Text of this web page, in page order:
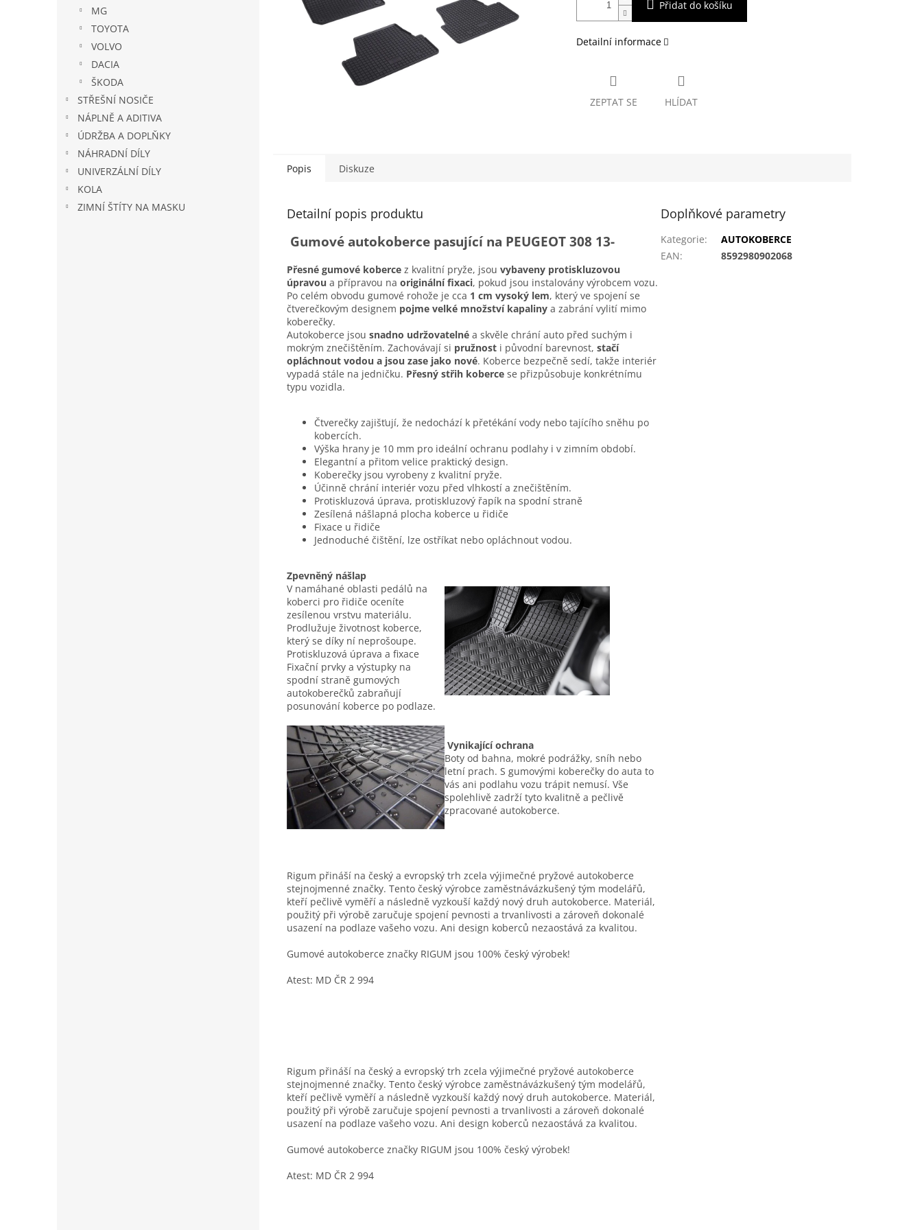
MG
TOYOTA
VOLVO
DACIA
ŠKODA
STŘEŠNÍ NOSIČE
NÁPLNĚ A ADITIVA
ÚDRŽBA A DOPLŇKY
NÁHRADNÍ DÍLY
UNIVERZÁLNÍ DÍLY
KOLA
ZIMNÍ ŠTÍTY NA MASKU
Přidat do košíku
Detailní informace
ZEPTAT SE HLÍDAT
Popis Diskuze
Detailní popis produktu
Gumové autokoberce pasující na PEUGEOT 308 13-
Přesné gumové koberce z kvalitní pryže, jsou vybaveny protiskluzovou
úpravou a přípravou na originální fixaci, pokud jsou instalovány výrobcem vozu.
Po celém obvodu gumové rohože je cca 1 cm vysoký lem, který ve spojení se
čtverečkovým designem pojme velké množství kapaliny a zabrání vylití mimo
koberečky.
Autokoberce jsou snadno udržovatelné a skvěle chrání auto před suchým i
mokrým znečištěním. Zachovávají si pružnost i původní barevnost, stačí
opláchnout vodou a jsou zase jako nové. Koberce bezpečně sedí, takže interiér
vypadá stále na jedničku. Přesný střih koberce se přizpůsobuje konkrétnímu
typu vozidla.
Čtverečky zajišťují, že nedochází k přetékání vody nebo tajícího sněhu po
kobercích.
Výška hrany je 10 mm pro ideální ochranu podlahy i v zimním období.
Elegantní a přitom velice praktický design.
Koberečky jsou vyrobeny z kvalitní pryže.
Účinně chrání interiér vozu před vlhkostí a znečištěním.
Protiskluzová úprava, protiskluzový řapík na spodní straně
Zesílená nášlapná plocha koberce u řidiče
Fixace u řidiče
Jednoduché čištění, lze ostříkat nebo opláchnout vodou.
Zpevněný nášlap
V namáhané oblasti pedálů na
koberci pro řidiče oceníte
zesílenou vrstvu materiálu.
Prodlužuje životnost koberce,
který se díky ní neprošoupe.
Protiskluzová úprava a fixace
Fixační prvky a výstupky na
spodní straně gumových
autokoberečků zabraňují
posunování koberce po podlaze.
Vynikající ochrana
Boty od bahna, mokré podrážky, sníh nebo
letní prach. S gumovými koberečky do auta to
vás ani podlahu vozu trápit nemusí. Vše
spolehlivě zadrží tyto kvalitně a pečlivě
zpracované autokoberce.
Rigum přináší na český a evropský trh zcela výjimečné pryžové autokoberce
stejnojmenné značky. Tento český výrobce zaměstnávázkušený tým modelářů,
kteří pečlivě vyměří a následně vyzkouší každý nový druh autokoberce. Materiál,
použitý při výrobě zaručuje spojení pevnosti a trvanlivosti a zároveň dokonalé
usazení na podlaze vašeho vozu. Ani design koberců nezaostává za kvalitou.
Gumové autokoberce značky RIGUM jsou 100% český výrobek!
Atest: MD ČR 2 994
Rigum přináší na český a evropský trh zcela výjimečné pryžové autokoberce
stejnojmenné značky. Tento český výrobce zaměstnávázkušený tým modelářů,
kteří pečlivě vyměří a následně vyzkouší každý nový druh autokoberce. Materiál,
použitý při výrobě zaručuje spojení pevnosti a trvanlivosti a zároveň dokonalé
usazení na podlaze vašeho vozu. Ani design koberců nezaostává za kvalitou.
Gumové autokoberce značky RIGUM jsou 100% český výrobek!
Atest: MD ČR 2 994
Doplňkové parametry
Kategorie:
AUTOKOBERCE
EAN: 8592980902068